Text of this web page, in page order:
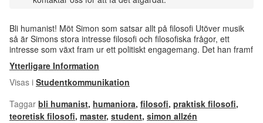
Bli humanist! Möt Simon som satsar allt på filosofi Utöver musik
så är Simons stora intresse filosofi och filosofiska frågor, ett
intresse som växt fram ur ett politiskt engagemang. Det han framf
Ytterligare Information
Visas i Studentkommunikation
Taggar bli humanist, humaniora, filosofi, praktisk filosofi,
teoretisk filosofi, master, student, simon allzén